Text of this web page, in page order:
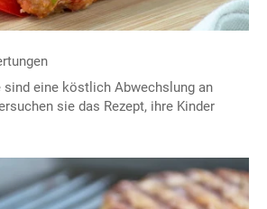
sind eine köstlich Abwechslung an
sie das Rezept, ihre Kinder